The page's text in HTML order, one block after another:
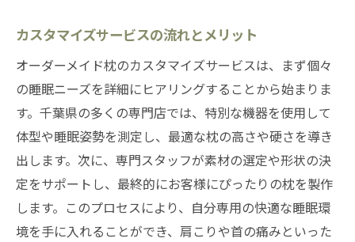
カスタマイズサービスの流れとメリット
オーダーメイド枕のカスタマイズサービスは、まず個々
の睡眠ニーズを詳細にヒアリングすることから始まりま
す。千葉県の多くの専門店では、特別な機器を使用して
体型や睡眠姿勢を測定し、最適な枕の高さや硬さを導き
出します。次に、専門スタッフが素材の選定や形状の決
定をサポートし、最終的にお客様にぴったりの枕を製作
します。このプロセスにより、自分専用の快適な睡眠環
境を手に入れることができ、肩こりや首の痛みといった